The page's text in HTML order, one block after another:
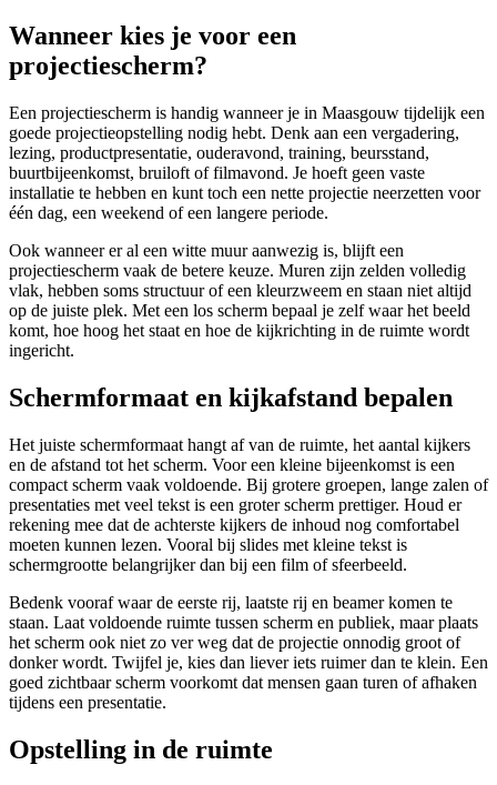
Wanneer kies je voor een
projectiescherm?
Een projectiescherm is handig wanneer je in Maasgouw tijdelijk een
goede projectieopstelling nodig hebt. Denk aan een vergadering,
lezing, productpresentatie, ouderavond, training, beursstand,
buurtbijeenkomst, bruiloft of filmavond. Je hoeft geen vaste
installatie te hebben en kunt toch een nette projectie neerzetten voor
één dag, een weekend of een langere periode.
Ook wanneer er al een witte muur aanwezig is, blijft een
projectiescherm vaak de betere keuze. Muren zijn zelden volledig
vlak, hebben soms structuur of een kleurzweem en staan niet altijd
op de juiste plek. Met een los scherm bepaal je zelf waar het beeld
komt, hoe hoog het staat en hoe de kijkrichting in de ruimte wordt
ingericht.
Schermformaat en kijkafstand bepalen
Het juiste schermformaat hangt af van de ruimte, het aantal kijkers
en de afstand tot het scherm. Voor een kleine bijeenkomst is een
compact scherm vaak voldoende. Bij grotere groepen, lange zalen of
presentaties met veel tekst is een groter scherm prettiger. Houd er
rekening mee dat de achterste kijkers de inhoud nog comfortabel
moeten kunnen lezen. Vooral bij slides met kleine tekst is
schermgrootte belangrijker dan bij een film of sfeerbeeld.
Bedenk vooraf waar de eerste rij, laatste rij en beamer komen te
staan. Laat voldoende ruimte tussen scherm en publiek, maar plaats
het scherm ook niet zo ver weg dat de projectie onnodig groot of
donker wordt. Twijfel je, kies dan liever iets ruimer dan te klein. Een
goed zichtbaar scherm voorkomt dat mensen gaan turen of afhaken
tijdens een presentatie.
Opstelling in de ruimte